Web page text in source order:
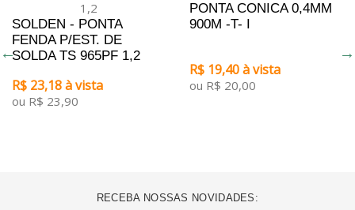
SOLDEN - PONTA
FENDA P/EST. DE
SOLDA TS 965PF 1,2
R$ 23,18 à vista
ou R$ 23,90
PONTA CONICA 0,4MM
900M -T- I
R$ 19,40 à vista
ou R$ 20,00
RECEBA NOSSAS NOVIDADES: